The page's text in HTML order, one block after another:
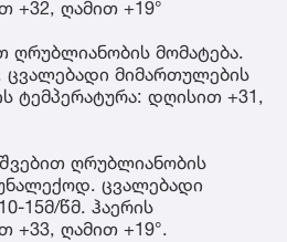
+32, ღამით +19°
ღრუბლიანობის მომატება.
მიმართულების
ტემპერატურა: დღისით +31,
ღრუბლიანობის
ცვალებადი
15მ/წმ. ჰაერის
+33, ღამით +19°.